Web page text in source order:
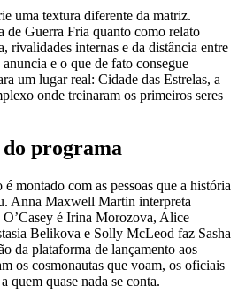
uma textura diferente da matriz.
de Guerra Fria quanto como relato
rivalidades internas e da distância entre
e o que de fato consegue
um lugar real: Cidade das Estrelas, a
onde treinaram os primeiros seres
programa
montado com as pessoas que a história
Anna Maxwell Martin interpreta
é Irina Morozova, Alice
Belikova e Solly McLeod faz Sasha
da plataforma de lançamento aos
os cosmonautas que voam, os oficiais
quem quase nada se conta.